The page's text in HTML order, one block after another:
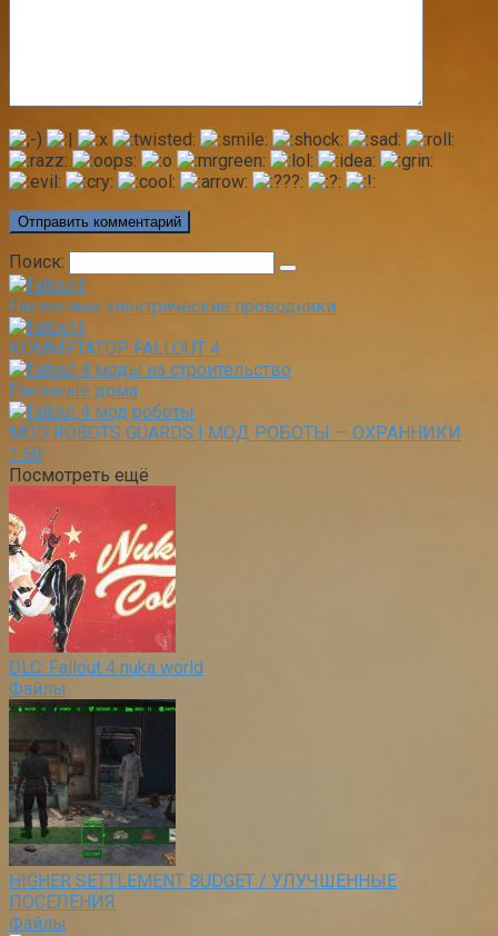
Поиск:
Настенные электрические проводники
КОММУТАТОР FALLOUT 4
Глиняные дома
MOD ROBOTS GUARDS | МОД РОБОТЫ — ОХРАННИКИ
1.50
Посмотреть ещё
DLC: Fallout 4 nuka world
Файлы
HIGHER SETTLEMENT BUDGET / УЛУЧШЕННЫЕ
ПОСЕЛЕНИЯ
Файлы